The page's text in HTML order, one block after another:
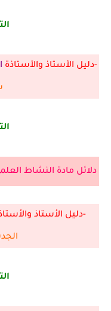
-دليل الأستاذ والأستاذة
دلائل مادة النشاط
-دليل الأستاذ